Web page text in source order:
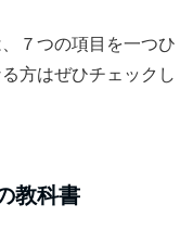
７つの項目を一つひ
方はぜひチェックし
教科書